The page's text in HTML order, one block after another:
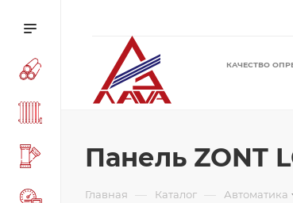
КАЧЕСТВО
Панель ZONT
Главная — Каталог — Автоматика